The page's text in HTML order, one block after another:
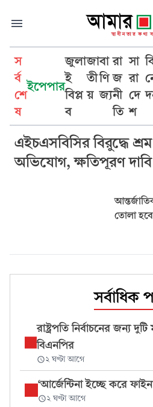
স
র্ব
শে
ষ
ইপেপার
জুলা
ই
বিপ্ল
ব
জা
তী
য়
বা
ণি
জ্য
রা
জ
নী
তি
সা
রা
দে
শ
আন্তর্জাতিক শ্রম
এইচএসবিসির বিরুদ্ধে
অভিযোগ, ক্ষতিপূরণ দাবি
তোলা
সর্বাধিক
রাষ্ট্রপতি নির্বাচনের জন্য
বিএনপির
২ ঘণ্টা আগে
‘আর্জেন্টিনা ইচ্ছে করে
২ ঘণ্টা আগে